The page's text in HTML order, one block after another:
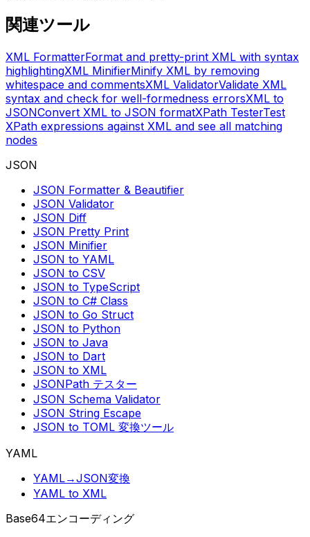
関連ツール
XML FormatterFormat and pretty-print XML with syntax
highlightingXML MinifierMinify XML by removing
whitespace and commentsXML ValidatorValidate XML
syntax and check for well-formedness errorsXML to
JSONConvert XML to JSON formatXPath TesterTest
XPath expressions against XML and see all matching
nodes
JSON
JSON Formatter & Beautifier
JSON Validator
JSON Diff
JSON Pretty Print
JSON Minifier
JSON to YAML
JSON to CSV
JSON to TypeScript
JSON to C# Class
JSON to Go Struct
JSON to Python
JSON to Java
JSON to Dart
JSON to XML
JSONPath テスター
JSON Schema Validator
JSON String Escape
JSON to TOML 変換ツール
YAML
YAML→JSON変換
YAML to XML
Base64エンコーディング